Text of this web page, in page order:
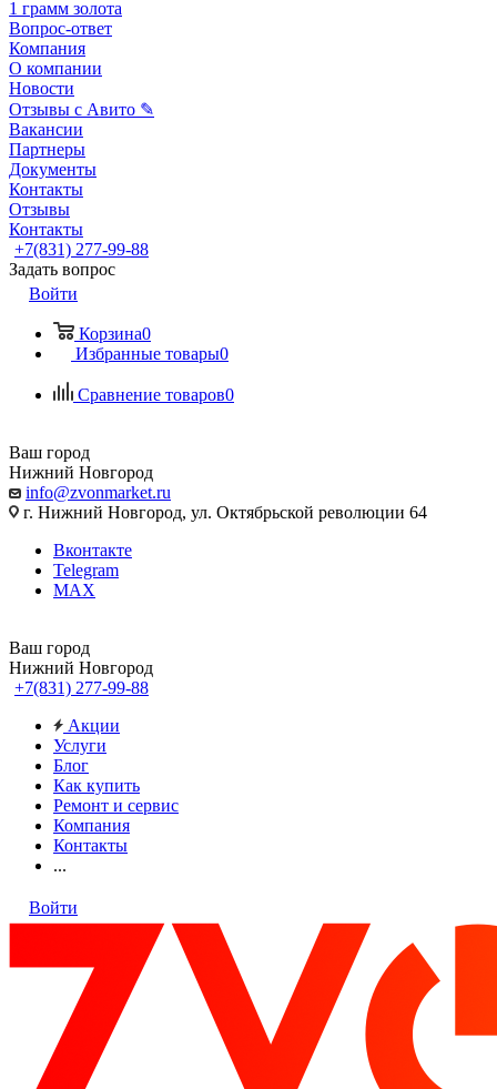
1 грамм золота
Вопрос-ответ
Компания
О компании
Новости
Отзывы с Авито ✎
Вакансии
Партнеры
Документы
Контакты
Отзывы
Контакты
+7(831) 277-99-88
Задать вопрос
Войти
Корзина0
Избранные товары0
Сравнение товаров0
Ваш город
Нижний Новгород
info@zvonmarket.ru
г. Нижний Новгород, ул. Октябрьской революции 64
Вконтакте
Telegram
MAX
Ваш город
Нижний Новгород
+7(831) 277-99-88
Акции
Услуги
Блог
Как купить
Ремонт и сервис
Компания
Контакты
...
Войти